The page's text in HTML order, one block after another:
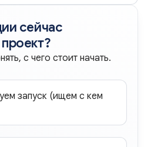
сейчас
с чего стоит начать.
запуск (ищем с кем